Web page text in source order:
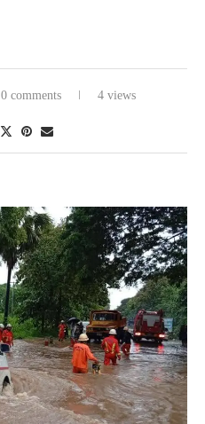
0 comments 4 views